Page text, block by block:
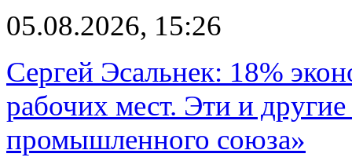
05.08.2026, 15:26
Сергей Эсальнек: 18%
рабочих мест. Эти и
промышленного союза»